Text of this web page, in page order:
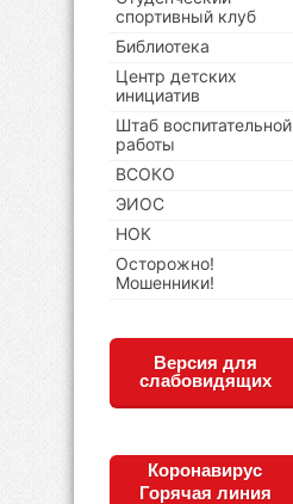
спортивный клуб
Библиотека
Центр детских
инициатив
Штаб воспитательной
работы
ВСОКО
ЭИОС
НОК
Осторожно!
Мошенники!
Версия для
слабовидящих
Коронавирус
Горячая линия